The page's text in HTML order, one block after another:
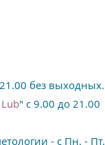
без выходных.
Lub" с 9.00 до 21.00
- с Пн. - Пт.